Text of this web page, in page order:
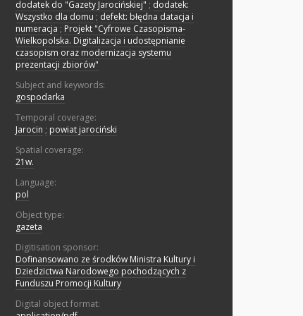
dodatek do "Gazety Jarocińskiej" ; dodatek:
Wszystko dla domu ; defekt: błędna datacja i
numeracja ; Projekt "Cyfrowe Czasopisma-
Wielkopolska. Digitalizacja i udostępnianie
czasopism oraz modernizacja systemu
prezentacji zbiorów"
Subject and keywords:
gospodarka
Temporal coverage:
Jarocin ; powiat jarociński
Spatial coverage:
21w.
Language:
pol
Object type:
gazeta
Digitisation sponsor:
Dofinansowano ze środków Ministra Kultury i
Dziedzictwa Narodowego pochodzących z
Funduszu Promocji Kultury
Digital object format: